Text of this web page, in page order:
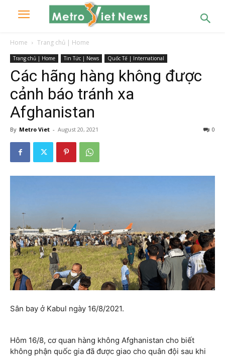
Home Trang chủ | Home
Trang chủ | Home Tin Tức | News Quốc Tế | International
Các hãng hàng không được
cảnh báo tránh xa
Afghanistan
By Metro Viet - August 20, 2021 0
Sân bay ở Kabul ngày 16/8/2021.
Hôm 16/8, cơ quan hàng không Afghanistan cho biết
không phận quốc gia đã được giao cho quân đội sau khi